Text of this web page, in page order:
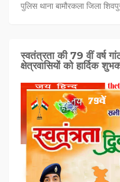
पुलिस थाना बामौरकला जिला
स्वतंत्रता की 79 वीं वर्ष
क्षेत्रवासियों को हार्दिक